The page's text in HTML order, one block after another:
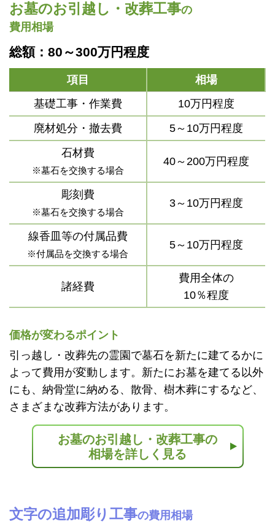
お墓のお引越し・改葬工事の
費用相場
総額：80～300万円程度
項目
相場
基礎工事・作業費
10万円程度
廃材処分・撤去費
5～10万円程度
石材費
※墓石を交換する場合
40～200万円程度
彫刻費
※墓石を交換する場合
3～10万円程度
線香皿等の付属品費
※付属品を交換する場合
5～10万円程度
諸経費
費用全体の
10％程度
価格が変わるポイント
引っ越し・改葬先の霊園で墓石を新たに建てるかに
よって費用が変動します。新たにお墓を建てる以外
にも、納骨堂に納める、散骨、樹木葬にするなど、
さまざまな改葬方法があります。
お墓のお引越し・改葬工事の
相場を詳しく見る
文字の追加彫り工事の費用相場